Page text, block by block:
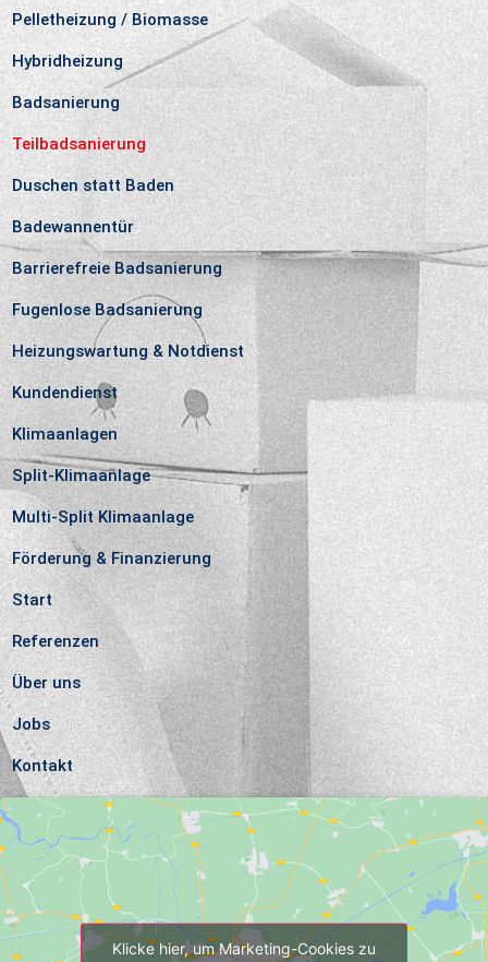
Pelletheizung / Biomasse
Hybridheizung
Badsanierung
Teilbadsanierung
Duschen statt Baden
Badewannentür
Barrierefreie Badsanierung
Fugenlose Badsanierung
Heizungswartung & Notdienst
Kundendienst
Klimaanlagen
Split-Klimaanlage
Multi-Split Klimaanlage
Förderung & Finanzierung
Start
Referenzen
Über uns
Jobs
Kontakt
Klicke hier, um Marketing-Cookies zu